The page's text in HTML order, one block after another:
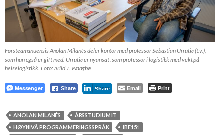
Førsteamanuensis Anolan Milanés deler kontor med professor Sebastian Urrutia (t.v.),
som hun også er gift med. Urrutia er nyansatt som professor i logistikk med vekt på
helselogistikk. Foto: Arild J. Waagbø
Messenger Share Share Email Print
ANOLAN MILANÉS
ÅRSSTUDIUM IT
HØYNIVÅ PROGRAMMERINGSSPRÅK
IBE151